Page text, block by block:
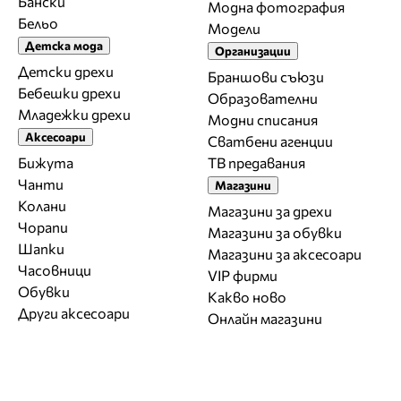
Бельо
Детска мода
Детски дрехи
Бебешки дрехи
Младежки дрехи
Аксесоари
Бижута
Чанти
Колани
Чорапи
Шапки
Часовници
Обувки
Други аксесоари
Модна фотография
Модели
Организации
Браншови съюзи
Образователни
Модни списания
Сватбени агенции
ТВ предавания
Магазини
Магазини за дрехи
Магазини за обувки
Магазини за aксесоари
VIP фирми
Какво ново
Онлайн магазини